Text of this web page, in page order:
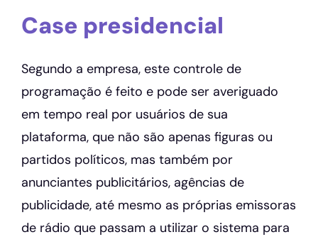
Case presidencial
Segundo a empresa, este controle de
programação é feito e pode ser averiguado
em tempo real por usuários de sua
plataforma, que não são apenas figuras ou
partidos políticos, mas também por
anunciantes publicitários, agências de
publicidade, até mesmo as próprias emissoras
de rádio que passam a utilizar o sistema para